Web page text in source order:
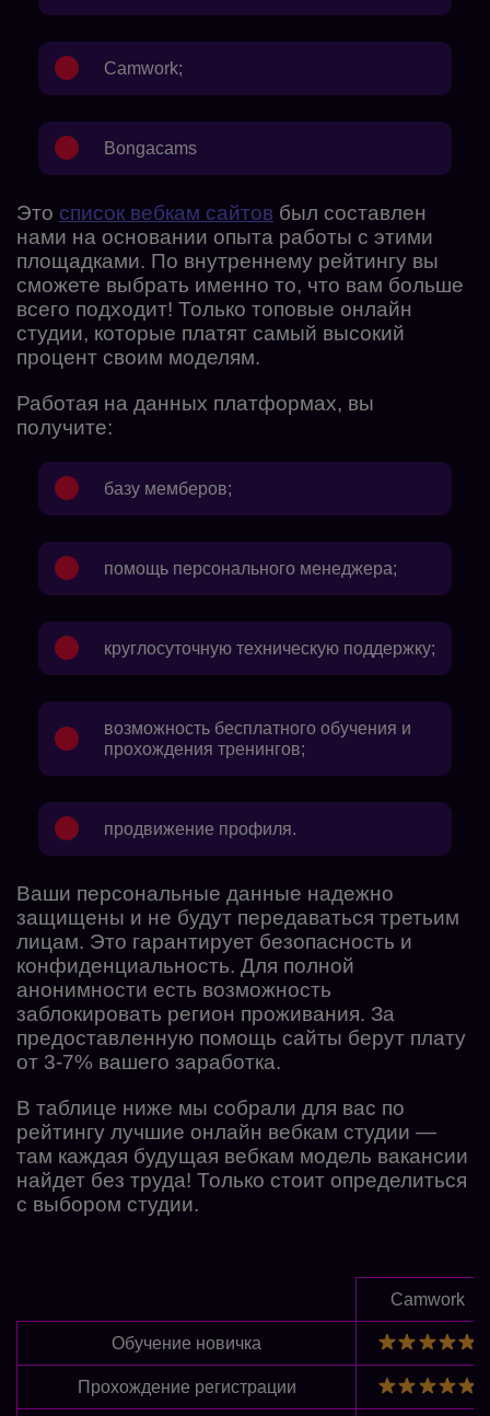
Camwork;
Bongacams
Это список вебкам сайтов был составлен
нами на основании опыта работы с этими
площадками. По внутреннему рейтингу вы
сможете выбрать именно то, что вам больше
всего подходит! Только топовые онлайн
студии, которые платят самый высокий
процент своим моделям.
Работая на данных платформах, вы
получите:
базу мемберов;
помощь персонального менеджера;
круглосуточную техническую поддержку;
возможность бесплатного обучения и
прохождения тренингов;
продвижение профиля.
Ваши персональные данные надежно
защищены и не будут передаваться третьим
лицам. Это гарантирует безопасность и
конфиденциальность. Для полной
анонимности есть возможность
заблокировать регион проживания. За
предоставленную помощь сайты берут плату
от 3-7% вашего заработка.
В таблице ниже мы собрали для вас по
рейтингу лучшие онлайн вебкам студии —
там каждая будущая вебкам модель вакансии
найдет без труда! Только стоит определиться
с выбором студии.
Camwork
Обучение новичка
Прохождение регистрации